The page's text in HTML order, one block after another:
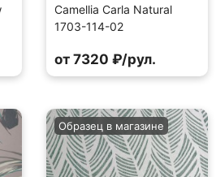
Camellia Carla Natural
1703-114-02
от 7320 ₽/рул.
Образец в магазине